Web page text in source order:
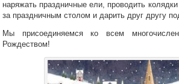
наряжать праздничные ели, проводить
за праздничным столом и дарить друг другу
Мы присоединяемся ко всем
Рождеством!